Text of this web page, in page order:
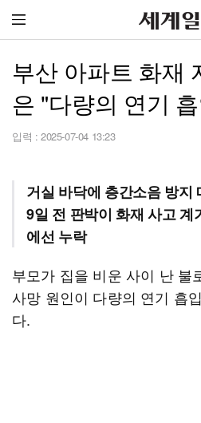
부산 아파트 화재
은 "다량의 연기
입력 : 2025-07-04 13:23
거실 바닥에 층간소음 방지
9일 전 판박이 화재 사고 계
에선 누락
부모가 집을 비운 사이 난 불
사망 원인이 다량의 연기 흡
다.